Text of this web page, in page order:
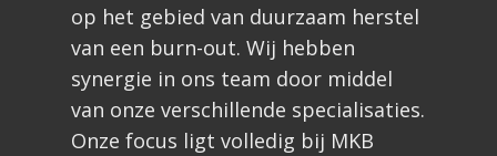
op het gebied van duurzaam herstel
van een burn-out. Wij hebben
synergie in ons team door middel
van onze verschillende specialisaties.
Onze focus ligt volledig bij MKB